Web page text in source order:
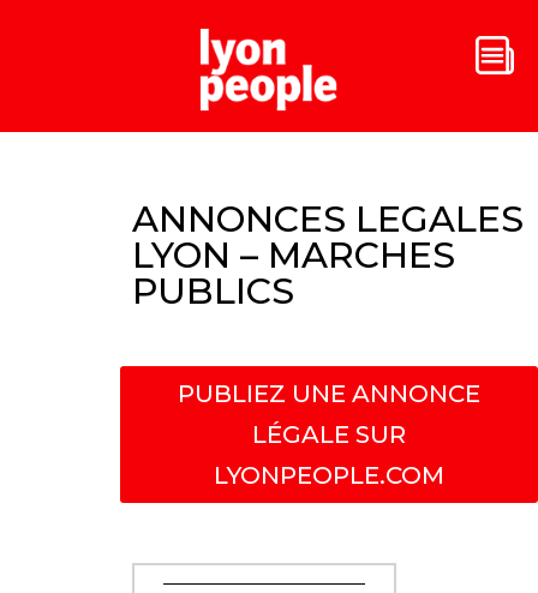
ANNONCES LEGALES
LYON – MARCHES
PUBLICS
PUBLIEZ UNE ANNONCE
LÉGALE SUR
LYONPEOPLE.COM